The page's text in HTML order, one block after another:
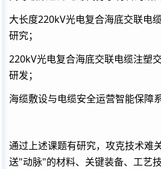
大长度220kV光电复合海底交联电
研究；
220kV光电复合海底交联电缆注塑
研发；
海缆敷设与电缆安全运营智能保障
通过上述课题有研究，攻克技术难
送"动脉"的材料、关键装备、工艺